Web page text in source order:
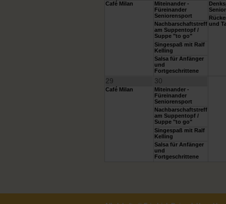
Café Milan
Miteinander -
Füreinander
Seniorensport
Nachbarschaftstreff
am Suppentopf /
Suppe "to go"
Singespaß mit Ralf
Kelling
Salsa für Anfänger
und
Fortgeschrittene
und
29
Café Milan
30
Miteinander -
Füreinander
Seniorensport
Nachbarschaftstreff
am Suppentopf /
Suppe "to go"
Singespaß mit Ralf
Kelling
Salsa für Anfänger
und
Fortgeschrittene